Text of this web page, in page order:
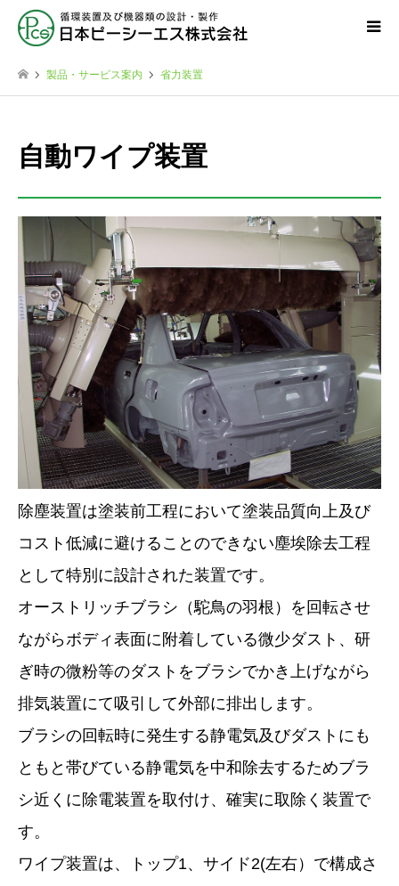
製品・サービス案内 省力装置
自動ワイプ装置
除塵装置は塗装前工程において塗装品質向上及び
コスト低減に避けることのできない塵埃除去工程
として特別に設計された装置です。
オーストリッチブラシ（駝鳥の羽根）を回転させ
ながらボディ表面に附着している微少ダスト、研
ぎ時の微粉等のダストをブラシでかき上げながら
排気装置にて吸引して外部に排出します。
ブラシの回転時に発生する静電気及びダストにも
ともと帯びている静電気を中和除去するためブラ
シ近くに除電装置を取付け、確実に取除く装置で
す。
ワイプ装置は、トップ1、サイド2(左右）で構成さ